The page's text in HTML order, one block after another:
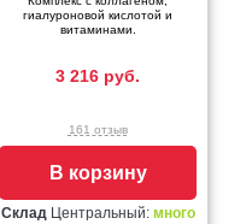
гиалуроновой кислотой и
витаминами.
3 216 руб.
161 отзыв
В корзину
Склад Центральный: много